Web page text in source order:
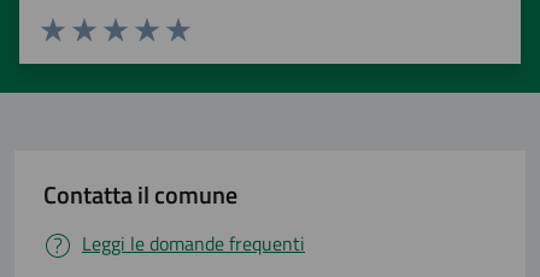
Valuta 5 stelle su 5
Valuta 4 stelle su 5
Valuta 3 stelle su 5
Valuta 2 stelle su 5
Valuta 1 stelle su 5
Contatta il comune
Leggi le domande frequenti